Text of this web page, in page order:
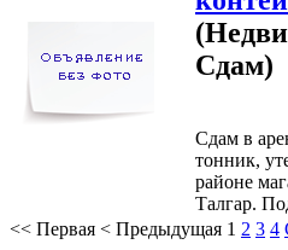
Сдам)
Сдам в
тонник,
районе
Талгар.
<< Первая < Предыдущая 1 2 3 4